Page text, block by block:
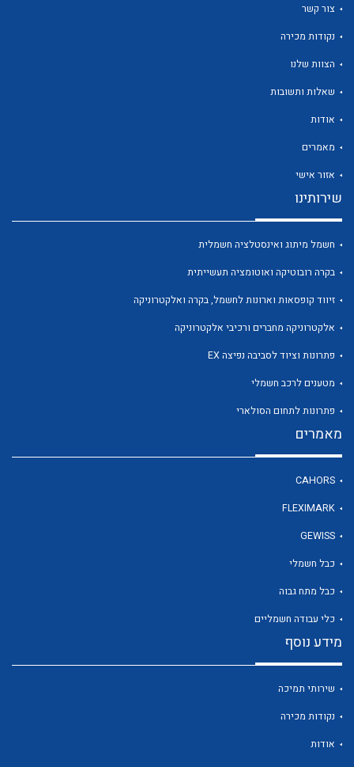
לכל מוצרי היצרן
צור קשר
נקודות מכירה
הצוות שלנו
שאלות ותשובות
אודות
מאמרים
אזור אישי
שירותינו
חשמל מיתוג ואינסטלציה חשמלית
בקרה רובוטיקה ואוטומציה תעשייתית
זיווד קופסאות וארונות לחשמל, בקרה ואלקטרוניקה
אלקטרוניקה מחברים ורכיבי אלקטרוניקה
פתרונות וציוד לסביבה נפיצה EX
מטענים לרכב חשמלי
פתרונות לתחום הסולארי
מאמרים
CAHORS
FLEXIMARK
GEWISS
כבל חשמלי
כבל מתח גבוה
כלי עבודה חשמליים
מידע נוסף
שירותי תמיכה
נקודות מכירה
אודות